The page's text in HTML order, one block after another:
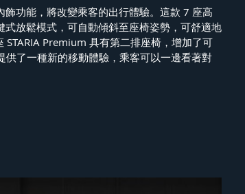
功能，將改變乘客的出行體驗。這款 7 座高
放鬆模式，可自動傾斜至座椅姿勢，可舒適地
Premium 具有第二排座椅，增加了可
了一種新的移動體驗，乘客可以一邊看著對